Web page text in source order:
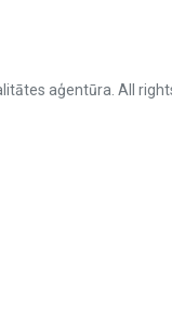
aģentūra. All